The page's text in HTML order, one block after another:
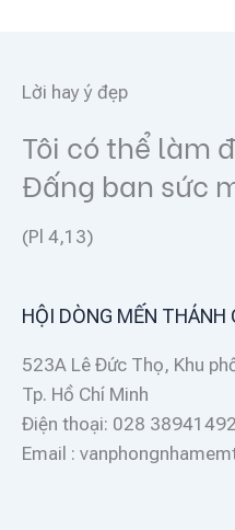
Lời hay ý đẹp
Tôi có thể làm
Đấng ban sức
(Pl 4,13)
HỘI DÒNG MẾN THÁNH
523A Lê Đức Thọ, Khu
Tp. Hồ Chí Minh
Điện thoại: 028 38941492
Email :